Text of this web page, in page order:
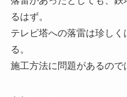
るはず。
テレビ塔への落雷は珍し
る。
施工方法に問題があるので